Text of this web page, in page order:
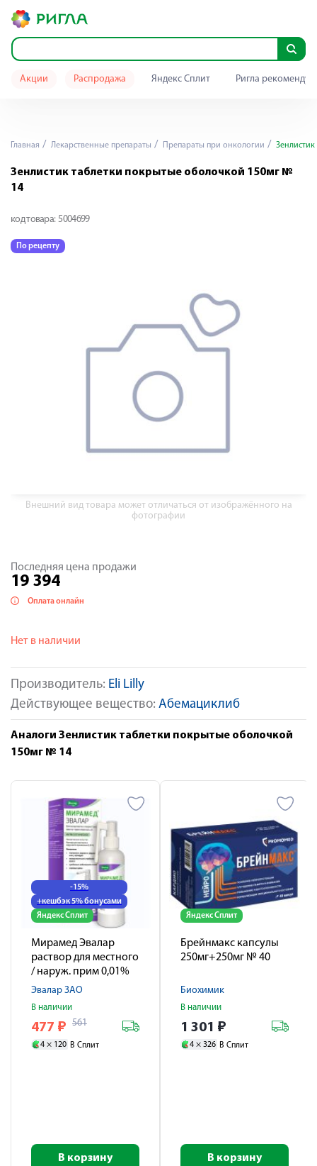
Акции Распродажа Яндекс Сплит Ригла
Главная Лекарственные препараты Препараты при онкологии
Зенлистик таблетки покрытые оболочкой 150мг №
14
код товара: 5004699
По рецепту
Внешний вид товара может отличаться от изображённого на
фотографии
Производитель: Eli Lilly
Действующее вещество: Абемациклиб
Последняя цена продажи
19 394
Оплата онлайн
Нет в наличии
Аналоги Зенлистик таблетки покрытые оболочкой
150мг № 14
-15%
+кешбэк 5% бонусами
Яндекс Сплит
Мирамед Эвалар
раствор для местного
/ наруж. прим 0,01%
150мл / насадка
Эвалар ЗАО
В наличии
477 ₽ 561
4 × 120 В Сплит
В корзину
Яндекс Сплит
Брейнмакс капсулы
250мг+250мг № 40
Биохимик
В наличии
1 301 ₽
4 × 326 В Сплит
В корзину